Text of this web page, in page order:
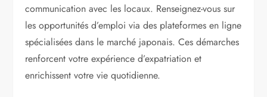
communication avec les locaux. Renseignez-vous sur
les opportunités d’emploi via des plateformes en ligne
spécialisées dans le marché japonais. Ces démarches
renforcent votre expérience d’expatriation et
enrichissent votre vie quotidienne.